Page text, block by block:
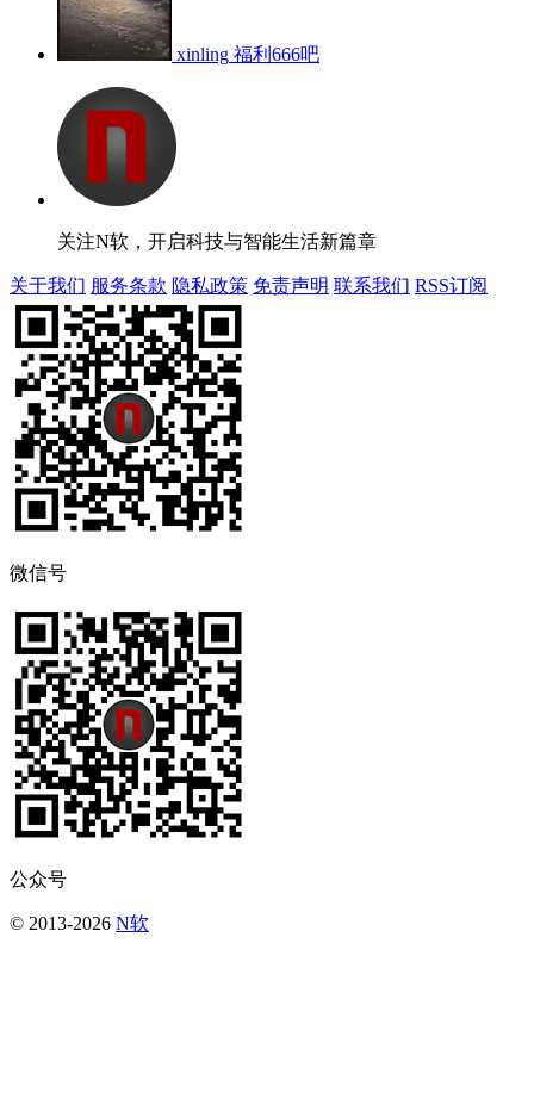
xinling 福利666吧
关注N软，开启科技与智能生活新篇章
关于我们 服务条款 隐私政策 免责声明 联系我们 RSS订阅
微信号
公众号
© 2013-2026 N软